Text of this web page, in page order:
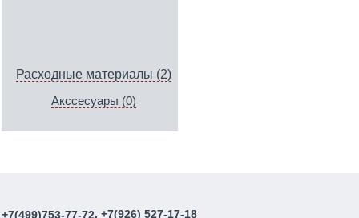
Расходные материалы (2)
Акссесуары (0)
+7(499)753-77-72, +7(926) 527-17-18